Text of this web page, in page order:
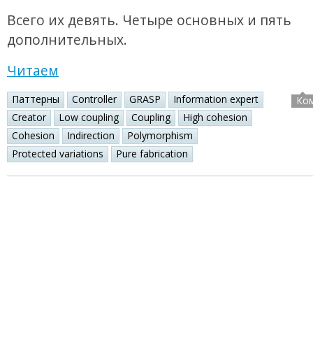
Всего их девять. Четыре основных и пять
дополнительных.
Читаем
Паттерны Controller GRASP
Information expert
Creator
Low coupling Coupling
High cohesion
Cohesion
Indirection
Polymorphism
Protected variations
Pure fabrication